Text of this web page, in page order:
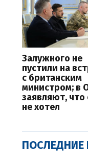
Залужного не
пустили на
с британским
министром; в
заявляют, что
не хотел
ПОСЛЕДНИЕ